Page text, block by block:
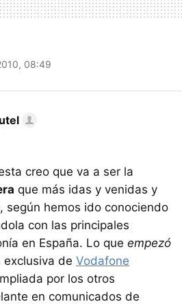
08:49
creo que va a ser la
que más idas y venidas y
según hemos ido conociendo
con las principales
en España. Lo que empezó
exclusiva de Vodafone
por los otros
en comunicados de